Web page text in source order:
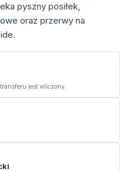
pyszny posiłek,
oraz przerwy na
jest wliczony.